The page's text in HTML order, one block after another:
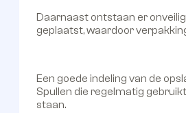
Daarnaast ontstaan er
geplaatst, waardoor
Een goede indeling van de
Spullen die regelmatig
staan.